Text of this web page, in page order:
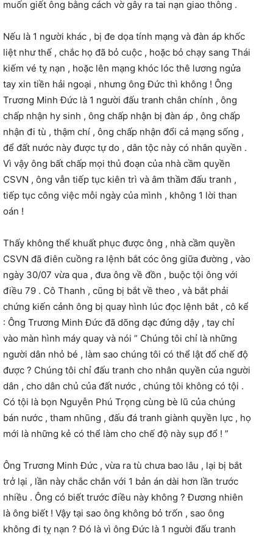
muốn giết ông bằng cách vờ gây ra tai nạn giao thông .
Nếu là 1 người khác , bị đe dọa tính mạng và đàn áp khốc
liệt như thế , chắc họ đã bỏ cuộc , hoặc bỏ chạy sang Thái
kiếm vé tỵ nạn , hoặc lên mạng khóc lóc thê lương ngửa
tay xin tiền hải ngoại , nhưng ông Đức thì không ! Ông
Trương Minh Đức là 1 người đấu tranh chân chính , ông
chấp nhận hy sinh , ông chấp nhận bị đàn áp , ông chấp
nhận đi tù , thậm chí , ông chấp nhận đổi cả mạng sống ,
để đất nước này được tự do , dân tộc này có nhân quyền .
Vì vậy ông bất chấp mọi thủ đoạn của nhà cầm quyền
CSVN , ông vẫn tiếp tục kiên trì và âm thầm đấu tranh ,
tiếp tục công việc mỗi ngày của mình , không 1 lời than
oán !
Thấy không thể khuất phục được ông , nhà cầm quyền
CSVN đã điên cuồng ra lệnh bắt cóc ông giữa đường , vào
ngày 30/07 vừa qua , đưa ông về đồn , buộc tội ông với
điều 79 . Cô Thanh , cũng bị bắt về theo , và bắt phải
chứng kiến cảnh ông bị quay hình lúc đọc lệnh bắt , cô kể
: Ông Trương Minh Đức đã dõng dạc đứng dậy , tay chỉ
vào màn hình máy quay và nói ” Chúng tôi chỉ là những
người dân nhỏ bé , làm sao chúng tôi có thể lật đổ chế độ
được ? Chúng tôi chỉ đấu tranh cho nhân quyền của người
dân , cho dân chủ của đất nước , chúng tôi không có tội .
Có tội là bọn Nguyễn Phú Trọng cùng bè lũ của chúng
bán nước , tham nhũng , đấu đá tranh giành quyền lực , họ
mới là những kẻ có thể làm cho chế độ này sụp đổ ! ”
Ông Trương Minh Đức , vừa ra tù chưa bao lâu , lại bị bắt
trở lại , lần này chắc chắn với 1 bản án dài hơn lần trước
nhiều . Ông có biết trước điều này không ? Đương nhiên
là ông biết ! Vậy tại sao ông không bỏ trốn , sao ông
không đi tỵ nạn ? Đó là vì ông Đức là 1 người đấu tranh